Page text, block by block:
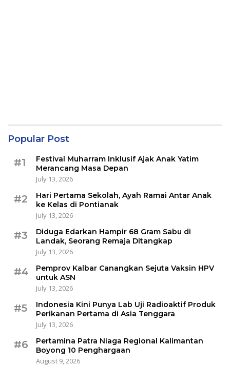
Popular Post
#1
Festival Muharram Inklusif Ajak Anak Yatim
Merancang Masa Depan
July 13, 2026
#2
Hari Pertama Sekolah, Ayah Ramai Antar Anak
ke Kelas di Pontianak
July 13, 2026
#3
Diduga Edarkan Hampir 68 Gram Sabu di
Landak, Seorang Remaja Ditangkap
July 13, 2026
#4
Pemprov Kalbar Canangkan Sejuta Vaksin HPV
untuk ASN
July 13, 2026
#5
Indonesia Kini Punya Lab Uji Radioaktif Produk
Perikanan Pertama di Asia Tenggara
July 13, 2026
#6
Pertamina Patra Niaga Regional Kalimantan
Boyong 10 Penghargaan
August 9, 2026